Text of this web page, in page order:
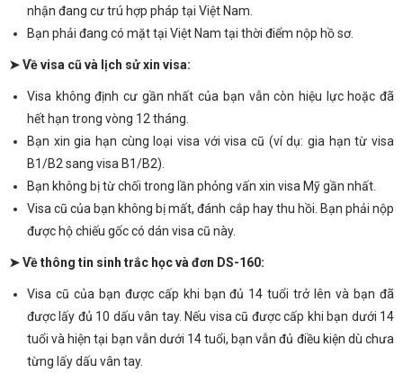
nhận đang cư trú hợp pháp tại Việt Nam.
Bạn phải đang có mặt tại Việt Nam tại thời điểm nộp hồ sơ.
➤ Về visa cũ và lịch sử xin visa:
Visa không định cư gần nhất của bạn vẫn còn hiệu lực hoặc đã
hết hạn trong vòng 12 tháng.
Bạn xin gia hạn cùng loại visa với visa cũ (ví dụ: gia hạn từ visa
B1/B2 sang visa B1/B2).
Bạn không bị từ chối trong lần phỏng vấn xin visa Mỹ gần nhất.
Visa cũ của bạn không bị mất, đánh cắp hay thu hồi. Bạn phải nộp
được hộ chiếu gốc có dán visa cũ này.
➤ Về thông tin sinh trắc học và đơn DS-160:
Visa cũ của bạn được cấp khi bạn đủ 14 tuổi trở lên và bạn đã
được lấy đủ 10 dấu vân tay. Nếu visa cũ được cấp khi bạn dưới 14
tuổi và hiện tại bạn vẫn dưới 14 tuổi, bạn vẫn đủ điều kiện dù chưa
từng lấy dấu vân tay.